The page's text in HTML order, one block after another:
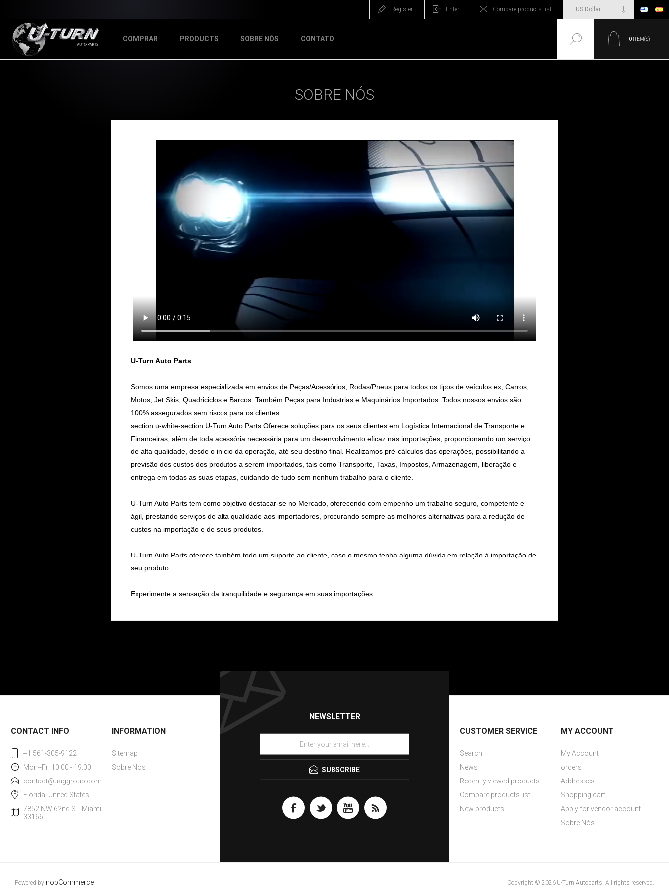
Register Enter Compare products list
COMPRAR PRODUCTS SOBRE NÓS CONTATO 0 ITEM(S)
SOBRE NÓS
U-Turn Auto Parts
Somos uma empresa especializada em envios de Peças/Acessórios, Rodas/Pneus para todos os tipos de veículos ex; Carros,
Motos, Jet Skis, Quadriciclos e Barcos. Também Peças para Industrias e Maquinários Importados. Todos nossos envios são
100% assegurados sem riscos para os clientes.
section u-white-section U-Turn Auto Parts Oferece soluções para os seus clientes em Logística Internacional de Transporte e
Financeiras, além de toda acessória necessária para um desenvolvimento eficaz nas importações, proporcionando um serviço
de alta qualidade, desde o início da operação, até seu destino final. Realizamos pré-cálculos das operações, possibilitando a
previsão dos custos dos produtos a serem importados, tais como Transporte, Taxas, Impostos, Armazenagem, liberação e
entrega em todas as suas etapas, cuidando de tudo sem nenhum trabalho para o cliente.
U-Turn Auto Parts tem como objetivo destacar-se no Mercado, oferecendo com empenho um trabalho seguro, competente e
ágil, prestando serviços de alta qualidade aos importadores, procurando sempre as melhores alternativas para a redução de
custos na importação e de seus produtos.
U-Turn Auto Parts oferece também todo um suporte ao cliente, caso o mesmo tenha alguma dúvida em relação à importação de
seu produto.
Experimente a sensação da tranquilidade e segurança em suas importações.
NEWSLETTER
SUBSCRIBE
CONTACT INFO
+1 561-305-9122
Mon--Fri 10:00 - 19:00
contact@uaggroup.com
Florida, United States
7852 NW 62nd ST Miami
33166
INFORMATION
Sitemap
Sobre Nós
CUSTOMER SERVICE
Search
News
Recently viewed products
Compare products list
New products
MY ACCOUNT
My Account
orders
Addresses
Shopping cart
Apply for vendor account
Sobre Nós
Powered by nopCommerce Copyright © 2026 U-Turn Autoparts. All rights reserved.